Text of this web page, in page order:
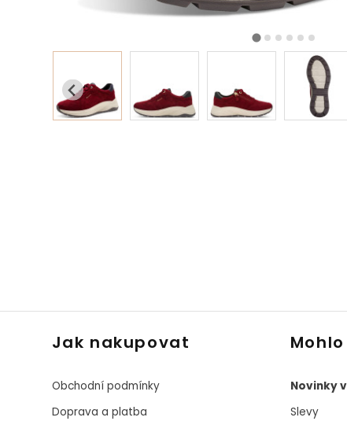
Jak nakupovat
Obchodní podmínky
Doprava a platba
Novinky
Slevy